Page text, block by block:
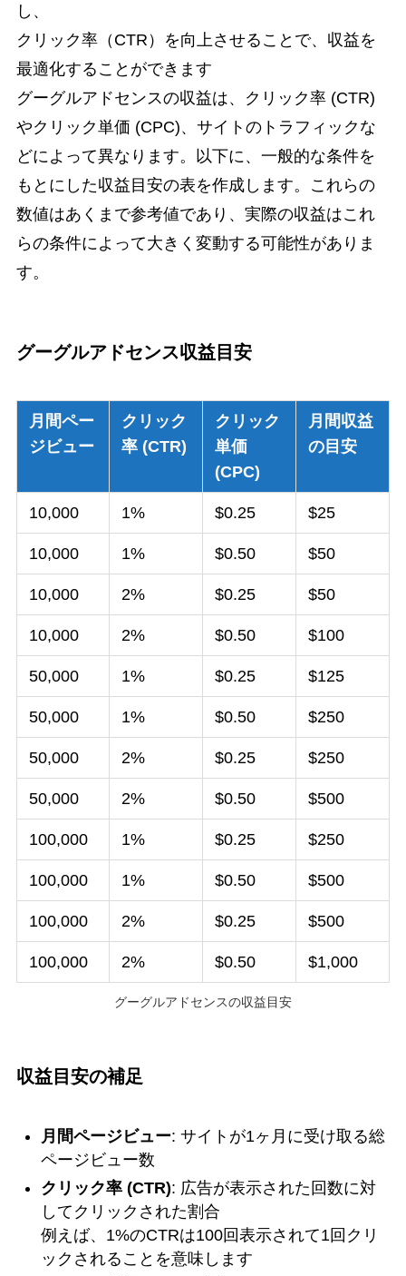
し、
クリック率（CTR）を向上させることで、収益を
最適化することができます
グーグルアドセンスの収益は、クリック率 (CTR)
やクリック単価 (CPC)、サイトのトラフィックな
どによって異なります。以下に、一般的な条件を
もとにした収益目安の表を作成します。これらの
数値はあくまで参考値であり、実際の収益はこれ
らの条件によって大きく変動する可能性がありま
す。
グーグルアドセンス収益目安
月間ペー
ジビュー
クリック
率 (CTR)
クリック
単価
(CPC)
月間収益
の目安
10,000 1% $0.25 $25
10,000 1% $0.50 $50
10,000 2% $0.25 $50
10,000 2% $0.50 $100
50,000 1% $0.25 $125
50,000 1% $0.50 $250
50,000 2% $0.25 $250
50,000 2% $0.50 $500
100,000 1% $0.25 $250
100,000 1% $0.50 $500
100,000 2% $0.25 $500
100,000 2% $0.50 $1,000
グーグルアドセンスの収益目安
収益目安の補足
月間ページビュー: サイトが1ヶ月に受け取る総
ページビュー数
クリック率 (CTR): 広告が表示された回数に対
してクリックされた割合
例えば、1%のCTRは100回表示されて1回クリ
ックされることを意味します